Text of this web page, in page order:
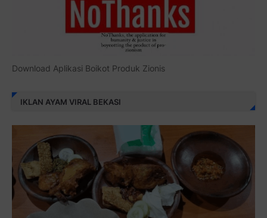
Download Aplikasi Boikot Produk Zionis
IKLAN AYAM VIRAL BEKASI